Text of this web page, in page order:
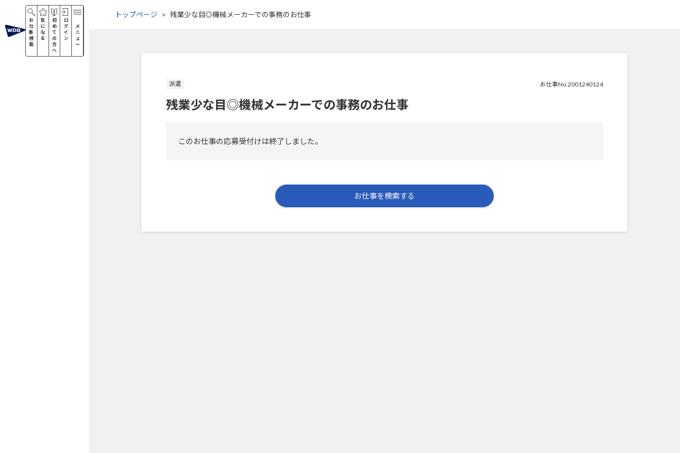
お
仕
事
検
索
気
に
な
る
初
め
て
の
方
へ
ロ
グ
イ
ン
メ
ニ
ュ
ー
トップページ 残業少な目◎機械メーカーでの事務のお仕事
派遣 お仕事No.2001240124
残業少な目◎機械メーカーでの事務のお仕事
このお仕事の応募受付けは終了しました。
お仕事を検索する